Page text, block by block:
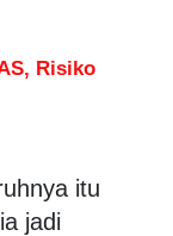
Risiko
itu
jadi